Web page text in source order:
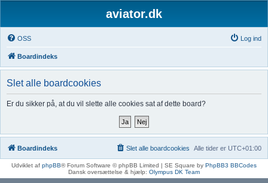
aviator.dk
OSS Log ind
Boardindeks
Slet alle boardcookies
Er du sikker på, at du vil slette alle cookies sat af dette board?
Boardindeks Alle tider er UTC+01:00
Slet alle boardcookies
Udviklet af phpBB® Forum Software © phpBB Limited | SE Square by PhpBB3 BBCodes
Dansk oversættelse & hjælp: Olympus DK Team